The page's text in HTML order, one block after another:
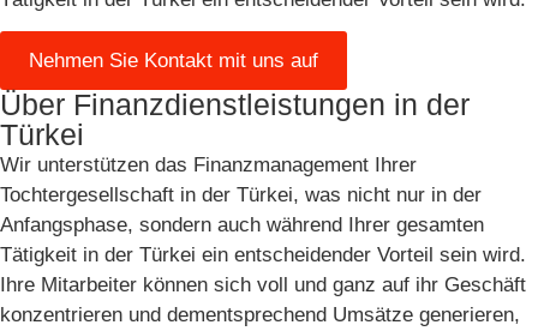
Nehmen Sie Kontakt mit uns auf
Über Finanzdienstleistungen in der
Türkei
Wir unterstützen das Finanzmanagement Ihrer
Tochtergesellschaft in der Türkei, was nicht nur in der
Anfangsphase, sondern auch während Ihrer gesamten
Tätigkeit in der Türkei ein entscheidender Vorteil sein wird.
Ihre Mitarbeiter können sich voll und ganz auf ihr Geschäft
konzentrieren und dementsprechend Umsätze generieren,